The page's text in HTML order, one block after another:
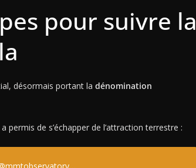
pour suivre la
désormais portant la dénomination
de s’échapper de l’attraction terrestre :